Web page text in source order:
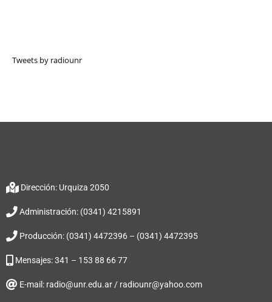
Tweets by radiounr
Dirección: Urquiza 2050
Administración: (0341) 4215891
Producción: (0341) 4472396 – (0341) 4472395
Mensajes: 341 – 153 88 66 77
E-mail: radio@unr.edu.ar / radiounr@yahoo.com